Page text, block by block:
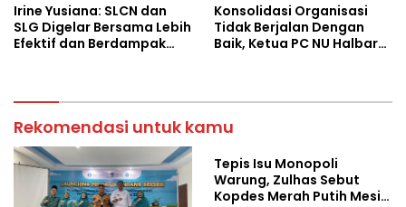
Irine Yusiana: SLCN dan
SLG Digelar Bersama Lebih
Efektif dan Berdampak
Konsolidasi Organisasi
Tidak Berjalan Dengan
Baik, Ketua PC NU Halbar
Rekomendasi untuk kamu
Tepis Isu Monopoli
Warung, Zulhas Sebut
Kopdes Merah Putih Mesin